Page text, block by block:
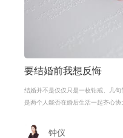
要结婚前我想反悔
结婚并不是仅仅只是一枚钻戒、几
是两个人能否在婚后生活一起齐心
钟仪